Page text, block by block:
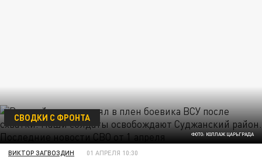
ФОТО: КОЛЛАЖ ЦАРЬГРАДА
СВОДКИ С ФРОНТА
ВИКТОР ЗАГВОЗДИН 01 АПРЕЛЯ 10:30